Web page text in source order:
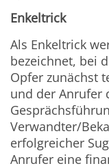
Enkeltrick
Als Enkeltrick
bezeichnet, bei
Opfer zunächst
und der Anrufer
Verwandter/
erfolgreicher
Anrufer eine